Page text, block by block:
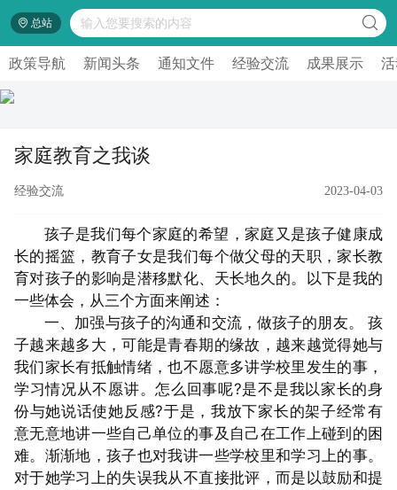
总站
政策导航 新闻头条 通知文件 经验交流 成果展示
家庭教育之我谈
经验交流 2023-04-03
孩子是我们每个家庭的希望，家庭又是孩子健康成
长的摇篮，教育子女是我们每个做父母的天职，家长教
育对孩子的影响是潜移默化、天长地久的。以下是我的
一些体会，从三个方面来阐述：
一、加强与孩子的沟通和交流，做孩子的朋友。 孩
子越来越多大，可能是青春期的缘故，越来越觉得她与
我们家长有抵触情绪，也不愿意多讲学校里发生的事，
学习情况从不愿讲。怎么回事呢?是不是我以家长的身
份与她说话使她反感?于是，我放下家长的架子经常有
意无意地讲一些自己单位的事及自己在工作上碰到的困
难。渐渐地，孩子也对我讲一些学校里和学习上的事。
对于她学习上的失误我从不直接批评，而是以鼓励和提